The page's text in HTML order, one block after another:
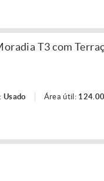
T3 com
Usado Área útil: